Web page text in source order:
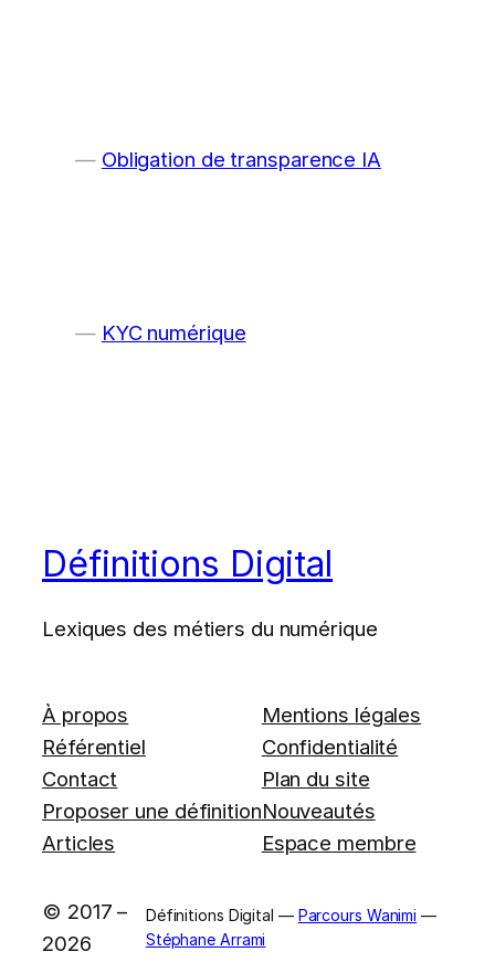
Obligation de transparence IA
KYC numérique
Définitions Digital
Lexiques des métiers du numérique
À propos
Référentiel
Contact
Proposer une définition
Articles
Mentions légales
Confidentialité
Plan du site
Nouveautés
Espace membre
© 2017 –
2026
Définitions Digital — Parcours Wanimi —
Stéphane Arrami